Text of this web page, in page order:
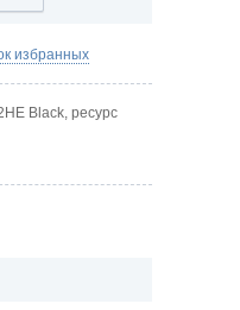
избранных
Black, ресурс